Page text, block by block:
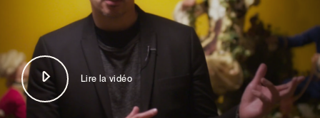
Groupes
Restauration
Centre d’archives et de documentation
Dons et prêts d’objets
Impact de votre don
Façons de donner
Blogue Infolettre
Lire la vidéo